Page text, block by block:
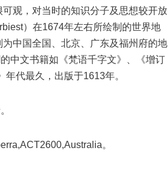
可观，对当时的知识分子及思想较开放
）在1674年左右所绘制的世界地
中国全国、北京、广东及福州府的地
中文书籍如《梵语千字文》、《增订
代最久，出版于1613年。
。